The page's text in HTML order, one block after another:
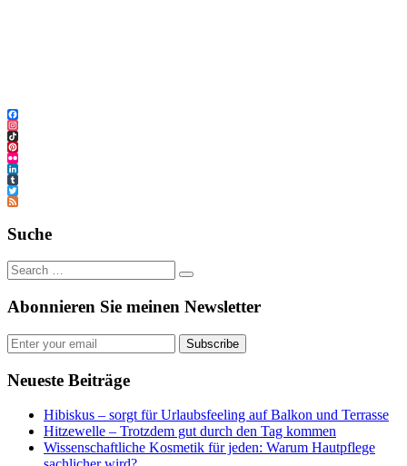
Facebook
Instagram
TikTok
Pinterest
Flickr
LinkedIn
Tumblr
Twitter
Feed
Suche
Abonnieren Sie meinen Newsletter
Subscribe
Neueste Beiträge
Hibiskus – sorgt für Urlaubsfeeling auf Balkon und Terrasse
Hitzewelle – Trotzdem gut durch den Tag kommen
Wissenschaftliche Kosmetik für jeden: Warum Hautpflege